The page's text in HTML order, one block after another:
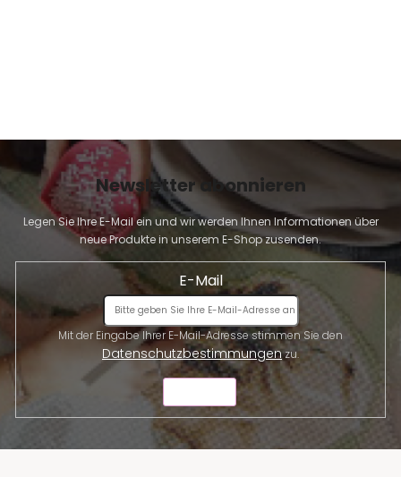
i
s
t
e
Newsletter abonnieren
Legen Sie Ihre E-Mail ein und wir werden Ihnen Informationen über
neue Produkte in unserem E-Shop zusenden.
E-Mail
Datenschutzbestimmungenzu.